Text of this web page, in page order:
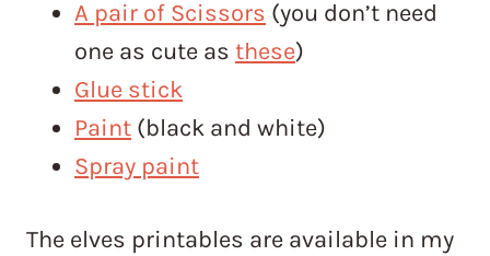
A pair of Scissors (you don’t need
one as cute as these)
Glue stick
Paint (black and white)
Spray paint
The elves printables are available in my